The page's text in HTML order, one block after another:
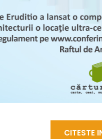
CITESTE